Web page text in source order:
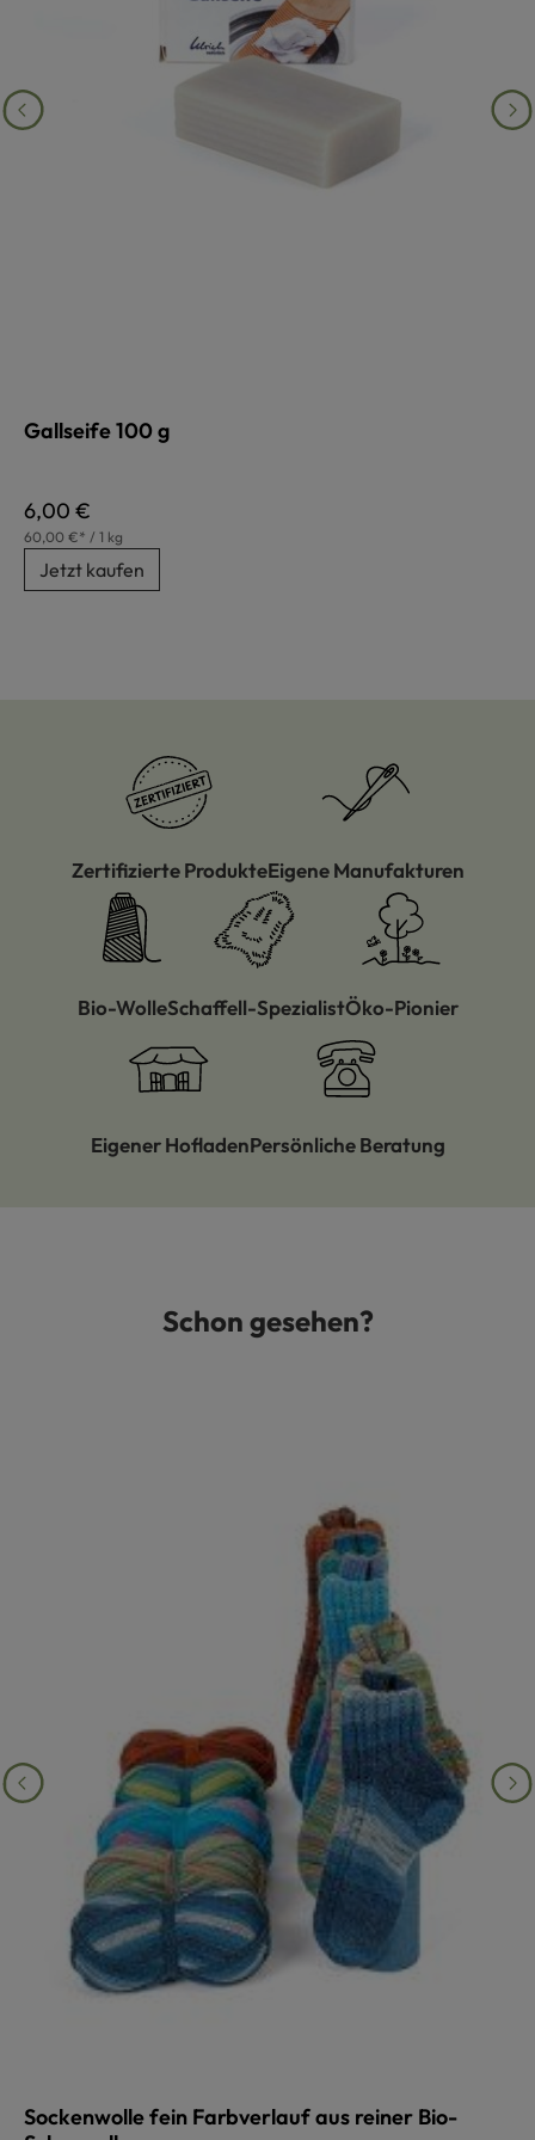
Gallseife 100 g
Regulärer Preis:
6,00 €
60,00 €* / 1 kg
Jetzt kaufen
Zertifizierte ProdukteEigene Manufakturen
Bio-WolleSchaffell-SpezialistÖko-Pionier
Eigener HofladenPersönliche Beratung
Produktgalerie überspringenSchon gesehen?
Sockenwolle fein Farbverlauf aus reiner Bio-